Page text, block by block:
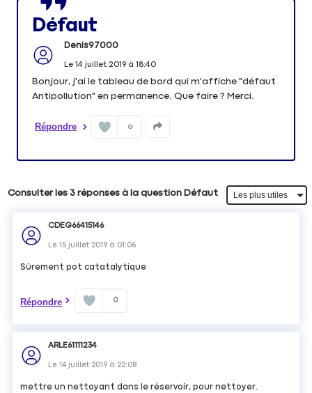
Défaut
Denis97000
Le 14 juillet 2019à 18:40
Bonjour, j'ai le tableau de bord qui m'affiche "défaut
Antipollution" en permanence. Que faire ? Merci.
Répondre 0
Consulter les 3 réponses à la question Défaut
CDEG66415146
Le15 juillet 2019 à 01:06
Sûrement pot catatalytique
Répondre 0
ARLE61111234
Le14 juillet 2019 à 22:08
mettre un nettoyant dans le réservoir, pour nettoyer.